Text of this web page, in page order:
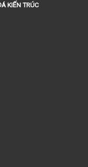
KIẾN TRÚC